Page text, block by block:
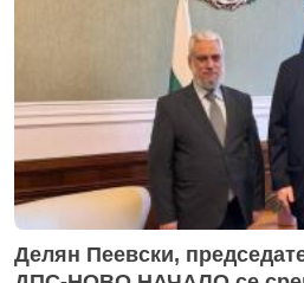
Делян Пеевски,